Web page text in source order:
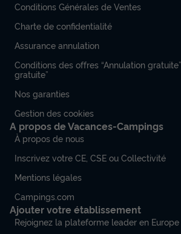
Conditions Générales de Ventes
Charte de confidentialité
Assurance annulation
Conditions des offres “Annulation
gratuite”
Nos garanties
Gestion des cookies
A propos de Vacances-Campings
À propos de nous
Inscrivez votre CE, CSE ou Collectivité
Mentions légales
Campings.com
Ajouter votre établissement
Rejoignez la plateforme leader en Europe